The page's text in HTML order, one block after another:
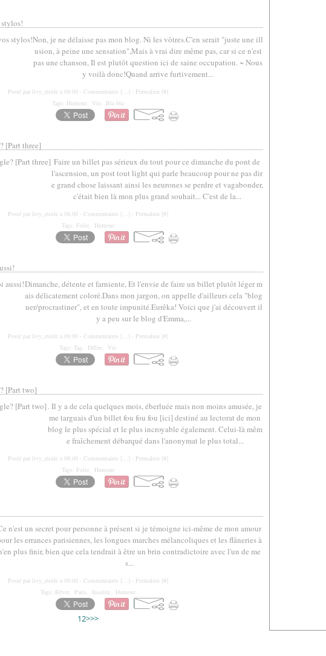
Non, je ne délaisse pas mon blog. Ni les vôtres.C'en serait "juste une ill
usion, à peine une sensation",Mais à vrai dire même pas, car si ce n'est
pas une chanson, Il est plutôt question ici de saine occupation. ~ Nous
y voilà donc!Quand arrive furtivement...
Posté par livy_etoile à 08:00 - Commentaires [… - Permalien [#
Tags: Humour, Vie, Bla bla
[Part three]
Faire un billet pas sérieux du tout pour ce dimanche du pont de
l'ascension, un post tout light qui parle beaucoup pour ne pas dir
e grand chose laissant ainsi les neurones se perdre et vagabonder,
c'était bien là mon plus grand souhait... C'est de la...
Posté par livy_etoile à 08:00 - Commentaires [… - Permalien [#
Tags: Folie, Humour
Dimanche, détente et farniente, Et l'envie de faire un billet plutôt léger m
ais délicatement coloré.Dans mon jargon, on appelle d'ailleurs cela "blog
uer/procrastiner", et en toute impunité.Eurêka! Voici que j'ai découvert il
y a peu sur le blog d'Emma,...
Posté par livy_etoile à 08:00 - Commentaires [… - Permalien [#
Tags: Tag, Délire, Vie
[Part two]
. Il y a de cela quelques mois, éberluée mais non moins amusée, je
me targuais d'un billet fou fou fou [ici] destiné au lectorat de mon
blog le plus spécial et le plus incroyable également. Celui-là mêm
e fraîchement débarqué dans l'anonymat le plus total...
Posté par livy_etoile à 08:00 - Commentaires [… - Permalien [#
Tags: Folie, Humour
n'est un secret pour personne à présent si je témoigne ici-même de mon amour
les errances parisiennes, les longues marches mélancoliques et les flâneries à
plus finir, bien que cela tendrait à être un brin contradictoire avec l'un de me
s...
Posté par livy_etoile à 08:00 - Commentaires [… - Permalien [#
Tags: Rêver, Paris, Insolite, Humour
12>>>